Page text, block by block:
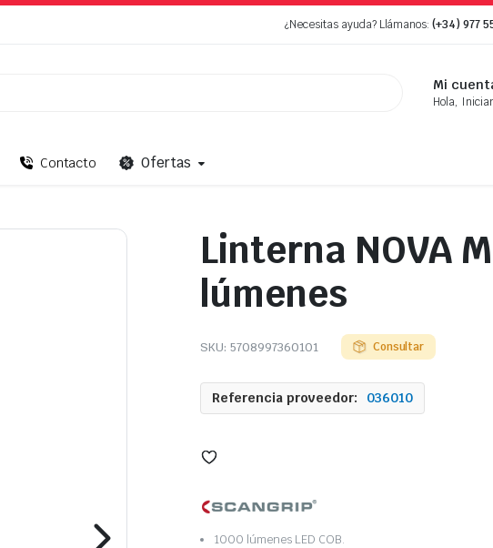
¿Necesitas ayuda? Llámanos:(+34) 977
Mi
Hola,
Contacto Ofertas
Linterna NOVA
lúmenes
SKU: 5708997360101 Consultar
Referencia proveedor: 036010
1000 lúmenes LED COB.